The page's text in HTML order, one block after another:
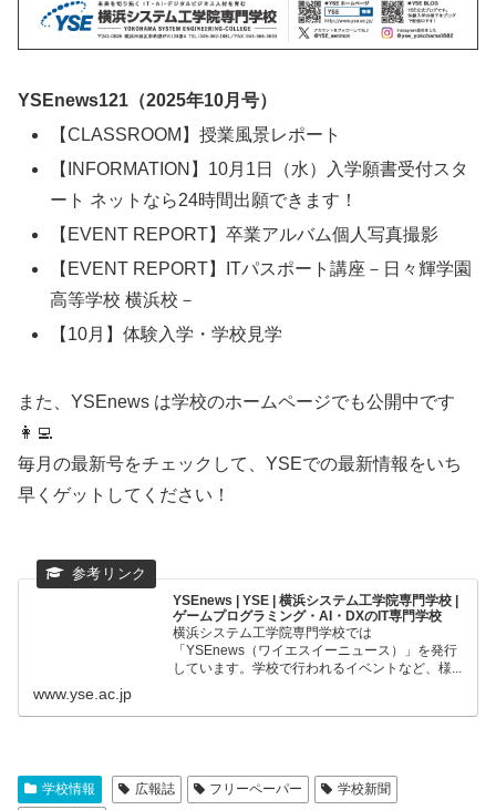
YSEnews121（2025年10月号）
【CLASSROOM】授業風景レポート
【INFORMATION】10月1日（水）入学願書受付スタ
ート ネットなら24時間出願できます！
【EVENT REPORT】卒業アルバム個人写真撮影
【EVENT REPORT】ITパスポート講座－日々輝学園
高等学校 横浜校－
【10月】体験入学・学校見学
また、YSEnews は学校のホームページでも公開中です
👩‍💻
毎月の最新号をチェックして、YSEでの最新情報をいち
早くゲットしてください！
YSEnews | YSE | 横浜システム工学院専門学校 |
ゲームプログラミング・AI・DXのIT専門学校
横浜システム工学院専門学校では
「YSEnews（ワイエスイーニュース）」を発行
しています。学校で行われるイベントなど、様...
www.yse.ac.jp
学校情報 広報誌 フリーペーパー
学校新聞